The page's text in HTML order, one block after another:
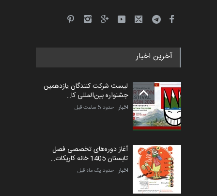
مهلت
پنجمین مسابقۀ بین‌المللی
مهلت 5 ماه دیگر
آخرین اخبار
لیست شرکت کنندگان یازدهمین
جشنواره بین‌المللی کا…
اخبار حدود 5 ساعت قبل
آغاز دوره‌های تخصصی فصل
تابستان 1405 خانه کاریکات…
اخبار حدود یک ماه قبل